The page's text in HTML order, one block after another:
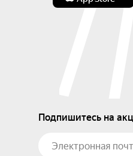
Подпишитесь на